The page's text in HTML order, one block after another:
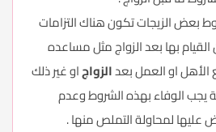
بعض الزيجات تكون هناك التزامات
بها بعد الزواج مثل مساعده
الأهل او العمل بعدالزواجاو غير ذلك
يجب الوفاء بهذه الشروط وعدم
عليها لمحاولة التملص منها .